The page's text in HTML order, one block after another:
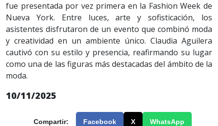
fue presentada por vez primera en la Fashion Week de
Nueva York. Entre luces, arte y sofisticación, los
asistentes disfrutaron de un evento que combinó moda
y creatividad en un ambiente único. Claudia Aguilera
cautivó con su estilo y presencia, reafirmando su lugar
como una de las figuras más destacadas del ámbito de la
moda.
10/11/2025
Compartir: Facebook X WhatsApp